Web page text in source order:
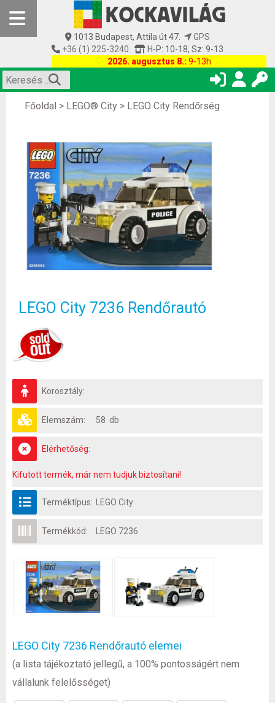
1013 Budapest, Attila út 47.
GPS
+36 (1) 225-3240
H-P: 10-18, Sz: 9-13
2026. augusztus 8.: 9-13h
Főoldal > LEGO® City > LEGO City Rendőrség
LEGO City 7236 Rendőrautó
Korosztály:
Elemszám: 58 db
Elérhetőség:
Kifutott termék, már nem tudjuk biztosítani!
Terméktípus: LEGO City
Termékkód: LEGO 7236
LEGO City 7236 Rendőrautó elemei
(a lista tájékoztató jellegű, a 100% pontosságért nem
vállalunk felelősséget)